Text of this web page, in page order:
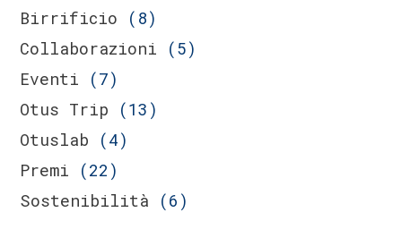
Birrificio (8)
Collaborazioni (5)
Eventi (7)
Otus Trip (13)
Otuslab (4)
Premi (22)
Sostenibilità (6)